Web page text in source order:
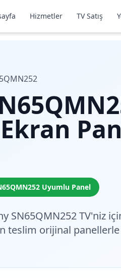
Hizmetler TV Satış
Uyumlu Panel
SN65QMN252 TV'niz
teslim orijinal panellerle